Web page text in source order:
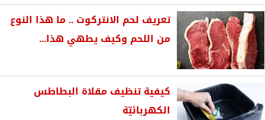
تعريف لحم الانتركوت .. ما هذا النوع
من اللحم وكيف يطهي هذا...
كيفية تنظيف مقلاة البطاطس
الكهربائيّة